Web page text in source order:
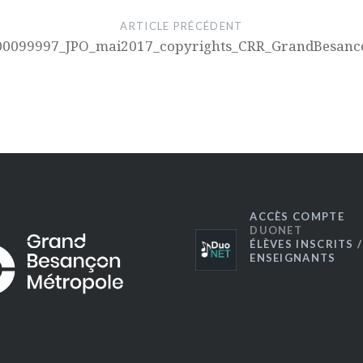
ARTICLE PRÉCÉDENT
ACCÈS COMPTE
DUONET
ÉLÈVES INSCRITS /
ENSEIGNANTS